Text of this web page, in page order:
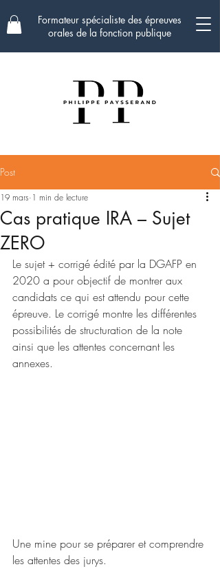
Formateur spécialiste des épreuves
orales de la fonction publique
Post
Cas pratique IRA – Sujet
ZERO
19 mars 1 min de lecture
Le sujet + corrigé édité par la DGAFP en
2020 a pour objectif de montrer aux
candidats ce qui est attendu pour cette
épreuve. Le corrigé montre les différentes
possibilités de structuration de la note
ainsi que les attentes concernant les
annexes.
Une mine pour se préparer et comprendre
les attentes des jurys.